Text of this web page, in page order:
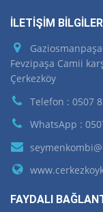
İLETİŞİM
Fevzipaşa Camii
Çerkezköy
Telefon : 0507
WhatsApp :
FAYDALI